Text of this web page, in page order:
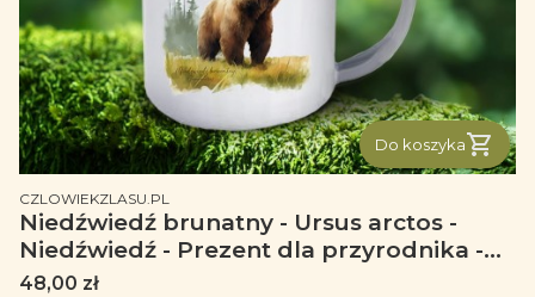
Do koszyka
PRODUCENT
CZLOWIEKZLASU.PL
Niedźwiedź brunatny - Ursus arctos -
Niedźwiedź - Prezent dla przyrodnika -
Kubek emaliowany
Cena
48,00 zł